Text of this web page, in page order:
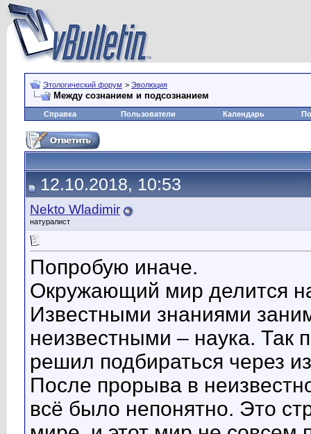
Этологический форум > Эволюция
Между сознанием и подсознанием
Справка Пользователи Календарь
12.10.2018, 10:53
Nekto Wladimir
натуралист
Попробую иначе.
Окружающий мир делится
Известными знаниями
неизвестными – наука. Так
решил подбираться через
После прорыва в
всё было непонятно. Это